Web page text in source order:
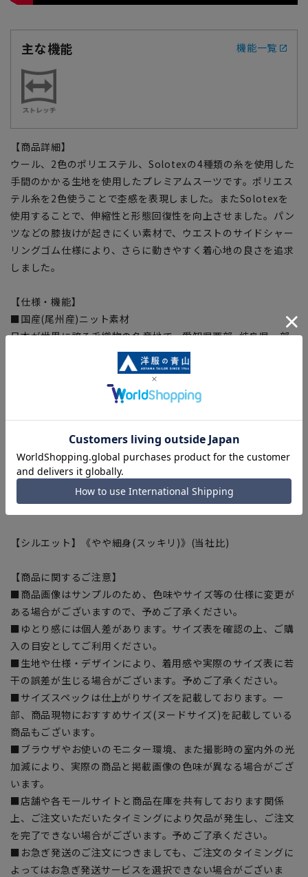
主な機能 機能一覧
【商品詳細】
ウール、2色のポリエステル、Solotexの4種類の糸を使用した
手間のかかる生地を使用したプレミアムスーツです。ポリエス
テル糸を2色使うことで杢感を表現しました。またSolotexを
使用することで、伸縮性と形態回復性を向上させました。パン
ツなどの膝抜けが起きにくい素材で、ウエストのサイドシャー
リングゴム仕様により、さらに動きやすく着心地の良さを追求
しました。
【仕様・機能】
■国産(尾州産)ニット素材
日本が世界に誇る毛織物の名産地で、愛知県西部~岐阜県一部
地域。尾州を流れる木曽川地域の豊かな自然に恵まれており、
肥沃な土地、古くから日本最大の毛織物産地として知られてい
ます。この地域内で一貫して生地に織り上げるのが特徴です。
確かな技術で、ゆっくりと時間をかけて丁寧に織り上げること
で、糸本来の良さを最大限に引き出し、弾力や耐久性に優れ
た、高品質の生地を生産しています。
■キュプラ裏地
ジャケットの裏地に吸湿性に優れたキュプラを採用、静電気を
抑え虜になるほどの滑らかな袖通し、快適な着心地をサポー
ト。
【シルエット】《やや細身(スッキリ)》(当社比)
【商品に関するご注意】
■商品画像はサンプルのため、色味やサイズ等の仕様に変更が
ある場合がございますので、予めご了承ください。
■ゆとり感には個人差があります。サイズ表を確認の上、ご購
入の目安としてご利用ください。
■生地や仕様・デザインにより、着用感や実際のサイズ表に若
干の誤差が生じる場合がございます。予めご了承ください。
■サイズスペックは仕上がりサイズを記載しております。一
部、商品現物におすすめサイズ(ヌードサイズ)を記載している
商品もございます。
■ブラウザやお使いのモニター環境、また撮影時の室内外の光
加減により、実際の商品と掲載画像の色味が異なる場合がござ
います。
■店舗や各モールサイトと商品在庫を共有しております関係
上、ご注文いただいたタイミングにより欠品が発生し、ご注文
を完了できない場合がございます。予めご了承ください。
■お急ぎ発送のご注文につきましても、ご注文のタイミングに
よってはお急ぎ発送サービスを選択できない場合がございま